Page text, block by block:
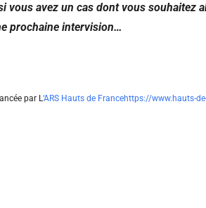
vous avez un cas dont vous souhaitez
prochaine intervision…
par L‘ARS Hauts de Francehttps://www.hauts-